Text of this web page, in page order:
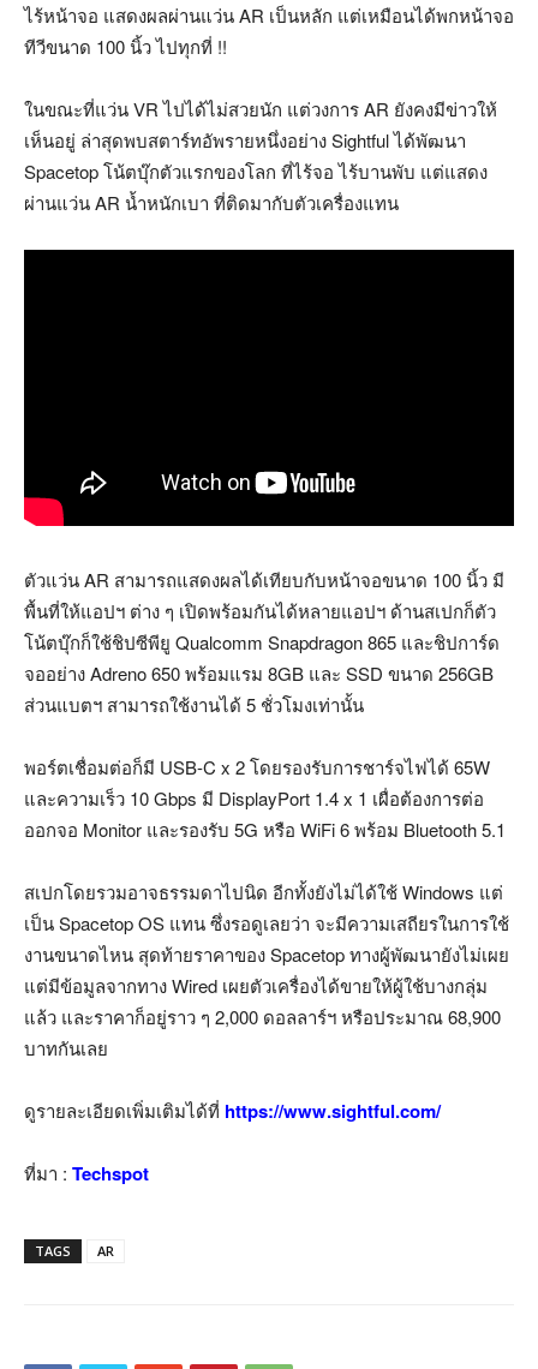
ไร้หน้าจอ แสดงผลผ่านแว่น AR เป็นหลัก แต่เหมือนได้พกหน้าจอ
ทีวีขนาด 100 นิ้ว ไปทุกที่ !!
ในขณะที่แว่น VR ไปได้ไม่สวยนัก แต่วงการ AR ยังคงมีข่าวให้
เห็นอยู่ ล่าสุดพบสตาร์ทอัพรายหนึ่งอย่าง Sightful ได้พัฒนา
Spacetop โน้ตบุ๊กตัวแรกของโลก ที่ไร้จอ ไร้บานพับ แต่แสดง
ผ่านแว่น AR น้ำหนักเบา ที่ติดมากับตัวเครื่องแทน
ตัวแว่น AR สามารถแสดงผลได้เทียบกับหน้าจอขนาด 100 นิ้ว มี
พื้นที่ให้แอปฯ ต่าง ๆ เปิดพร้อมกันได้หลายแอปฯ ด้านสเปกก็ตัว
โน้ตบุ๊กก็ใช้ชิปซีพียู Qualcomm Snapdragon 865 และชิปการ์ด
จออย่าง Adreno 650 พร้อมแรม 8GB และ SSD ขนาด 256GB
ส่วนแบตฯ สามารถใช้งานได้ 5 ชั่วโมงเท่านั้น
พอร์ตเชื่อมต่อก็มี USB-C x 2 โดยรองรับการชาร์จไฟได้ 65W
และความเร็ว ​​10 Gbps มี DisplayPort 1.4 x 1 เผื่อต้องการต่อ
ออกจอ Monitor และรองรับ 5G หรือ WiFi 6 พร้อม Bluetooth 5.1
สเปกโดยรวมอาจธรรมดาไปนิด อีกทั้งยังไม่ได้ใช้ Windows แต่
เป็น Spacetop OS แทน ซึ่งรอดูเลยว่า จะมีความเสถียรในการใช้
งานขนาดไหน สุดท้ายราคาของ Spacetop ทางผู้พัฒนายังไม่เผย
แต่มีข้อมูลจากทาง Wired เผยตัวเครื่องได้ขายให้ผู้ใช้บางกลุ่ม
แล้ว และราคาก็อยู่ราว ๆ 2,000 ดอลลาร์ฯ หรือประมาณ 68,900
บาทกันเลย
ดูรายละเอียดเพิ่มเติมได้ที่ https://www.sightful.com/
ที่มา : Techspot
TAGS AR